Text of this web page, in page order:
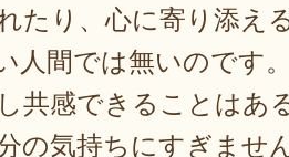
たり、心に寄り添え
人間では無いのです。
共感できることはあ
の気持ちにすぎません